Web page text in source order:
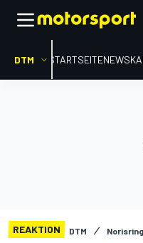
DTM STARTSEITENEWS
REAKTION DTM Norisring